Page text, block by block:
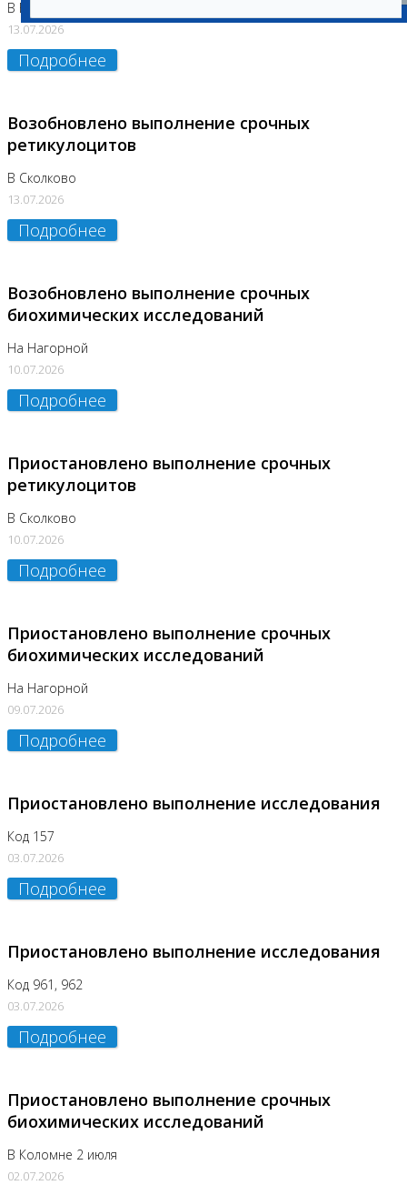
В Бутово
13.07.2026
Подробнее
Возобновлено выполнение срочных
ретикулоцитов
В Сколково
13.07.2026
Подробнее
Возобновлено выполнение срочных
биохимических исследований
На Нагорной
10.07.2026
Подробнее
Приостановлено выполнение срочных
ретикулоцитов
В Сколково
10.07.2026
Подробнее
Приостановлено выполнение срочных
биохимических исследований
На Нагорной
09.07.2026
Подробнее
Приостановлено выполнение исследования
Код 157
03.07.2026
Подробнее
Приостановлено выполнение исследования
Код 961, 962
03.07.2026
Подробнее
Приостановлено выполнение срочных
биохимических исследований
В Коломне 2 июля
02.07.2026